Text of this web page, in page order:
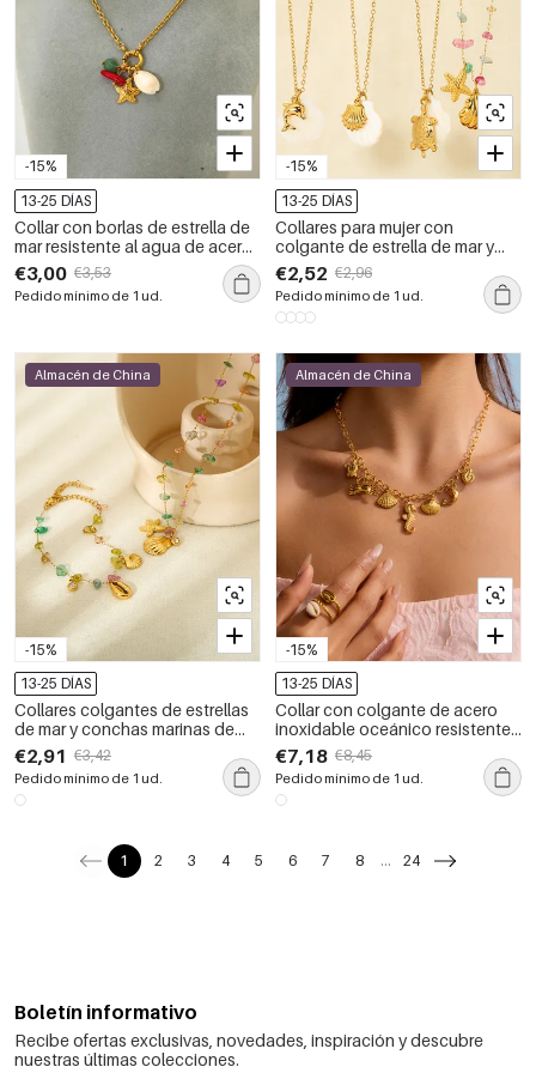
-15%
13-25 DÍAS
Collar con borlas de estrella de
mar resistente al agua de acero
inoxidable color dorado de la
serie Ocean para mujer
€3,00 €3,53
Pedido mínimo de 1 ud.
-15%
13-25 DÍAS
Collares para mujer con
colgante de estrella de mar y
concha de la serie Ocean
€2,52 €2,96
Pedido mínimo de 1 ud.
-15%
Almacén de China
13-25 DÍAS
Collares colgantes de estrellas
de mar y conchas marinas de
diseño creativo
€2,91 €3,42
Pedido mínimo de 1 ud.
-15%
Almacén de China
13-25 DÍAS
Collar con colgante de acero
inoxidable oceánico resistente
al agua en color dorado
€7,18 €8,45
Pedido mínimo de 1 ud.
1 2 3 4 5 6 7 8 ... 24
Boletín informativo
Recibe ofertas exclusivas, novedades, inspiración y descubre
nuestras últimas colecciones.